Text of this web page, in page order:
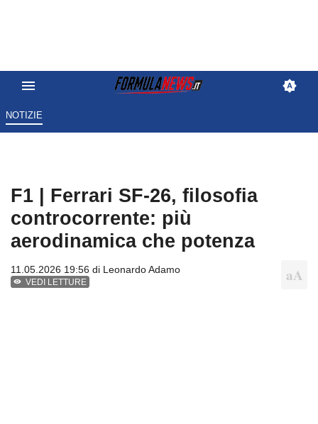
NOTIZIE
F1 | Ferrari SF-26, filosofia
controcorrente: più
aerodinamica che potenza
11.05.2026 19:56 di Leonardo Adamo
VEDI LETTURE